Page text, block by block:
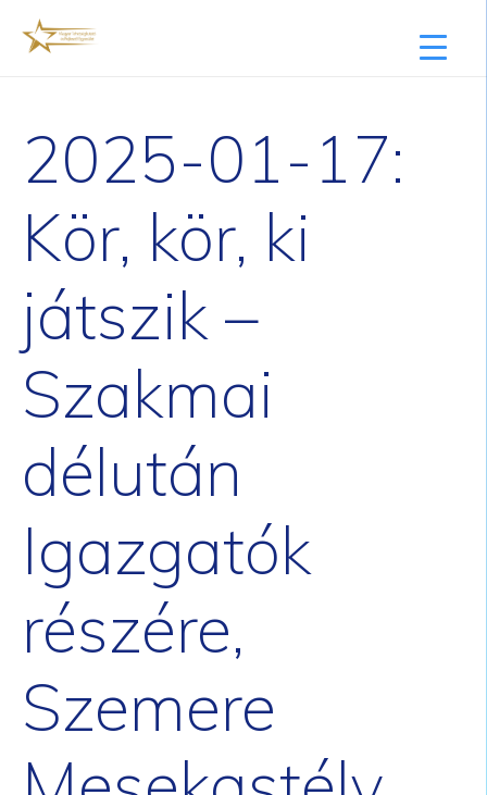
2025-01-17:
Kör, kör, ki
játszik –
Szakmai
délután
Igazgatók
részére,
Szemere